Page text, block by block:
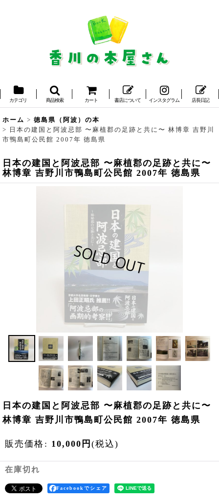
カテゴリ 商品検索 カート 書店について インスタグラム 店長日記
ホーム > 徳島県（阿波）の本
>
日本の建国と阿波忌部 〜麻植郡の足跡と共に〜 林博章 吉野川
市鴨島町公民館 2007年 徳島県
日本の建国と阿波忌部 〜麻植郡の足跡と共に〜
林博章 吉野川市鴨島町公民館 2007年 徳島県
日本の建国と阿波忌部 〜麻植郡の足跡と共に〜
林博章 吉野川市鴨島町公民館 2007年 徳島県
販売価格 : 10,000 円 (税込)
在庫切れ
Facebookでシェア